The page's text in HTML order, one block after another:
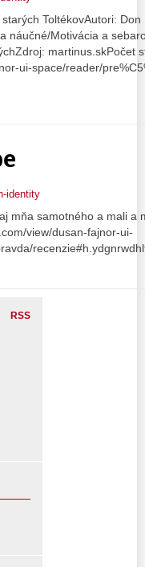
ToltékovAutori:
Motivácia a
martinus.skPočet
ui-space/reader/
identity
mňa samotného a mali a
view/dusan-fajnor-ui-
RSS